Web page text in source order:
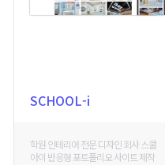
SCHOOL-i
학원 인테리어 전문 디자인 회사 스쿨
아이 반응형 포트폴리오 사이트 제작